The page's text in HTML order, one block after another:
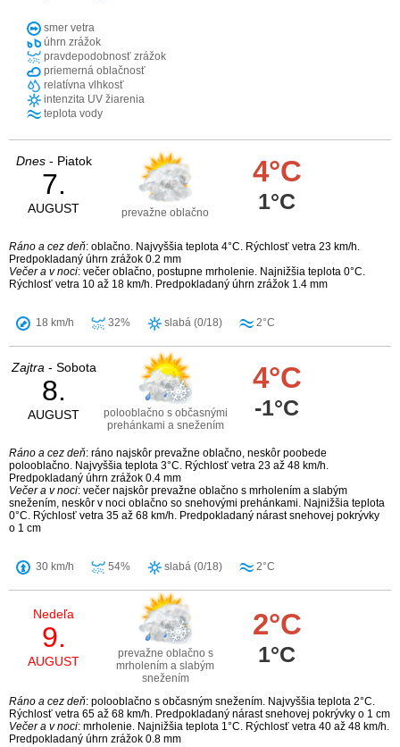
smer vetra
úhrn zrážok
pravdepodobnosť zrážok
priemerná oblačnosť
relatívna vlhkosť
intenzita UV žiarenia
teplota vody
Dnes- Piatok
7.
AUGUST prevažne oblačno
4°C
1°C
Ráno a cez deň: oblačno. Najvyššia teplota 4°C. Rýchlosť vetra 23 km/h.
Predpokladaný úhrn zrážok 0.2 mm
Večer a v noci: večer oblačno, postupne mrholenie. Najnižšia teplota 0°C.
Rýchlosť vetra 10 až 18 km/h. Predpokladaný úhrn zrážok 1.4 mm
18 km/h 32% slabá (0/18) 2°C
Zajtra - Sobota
8.
AUGUST
polooblačno s občasnými
prehánkami a snežením
4°C
-1°C
Ráno a cez deň: ráno najskôr prevažne oblačno, neskôr poobede
polooblačno. Najvyššia teplota 3°C. Rýchlosť vetra 23 až 48 km/h.
Predpokladaný úhrn zrážok 0.4 mm
Večer a v noci: večer najskôr prevažne oblačno s mrholením a slabým
snežením, neskôr v noci oblačno so snehovými prehánkami. Najnižšia teplota
0°C. Rýchlosť vetra 35 až 68 km/h. Predpokladaný nárast snehovej pokrývky
o 1 cm
30 km/h 54% slabá (0/18) 2°C
Nedeľa
9.
AUGUST
prevažne oblačno s
mrholením a slabým
snežením
2°C
1°C
Ráno a cez deň: polooblačno s občasným snežením. Najvyššia teplota 2°C.
Rýchlosť vetra 65 až 68 km/h. Predpokladaný nárast snehovej pokrývky o 1 cm
Večer a v noci: mrholenie. Najnižšia teplota 1°C. Rýchlosť vetra 40 až 48 km/h.
Predpokladaný úhrn zrážok 0.8 mm